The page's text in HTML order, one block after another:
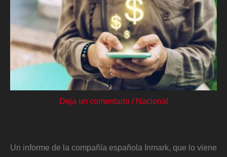
Deja un comentario / Nacional
Un informe de la compañía española Inmark, que lo viene